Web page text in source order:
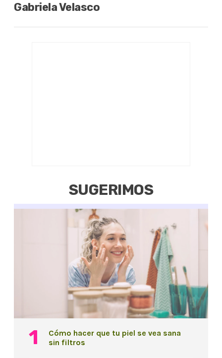
Gabriela Velasco
SUGERIMOS
Cómo hacer que tu piel se vea sana
sin filtros